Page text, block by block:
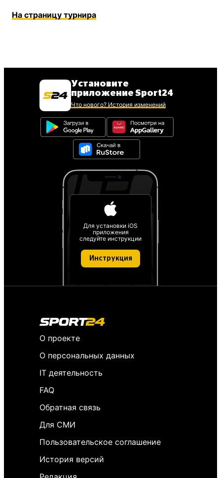
На страницу турнира
Установите
приложение Sport24
Что нового? История изменений
Для установки iOS
приложения
следуйте инструкции
Инструкция
О проекте
О персональных данных
IT деятельность
FAQ
Обратная связь
Для СМИ
Пользовательское соглашение
История версий